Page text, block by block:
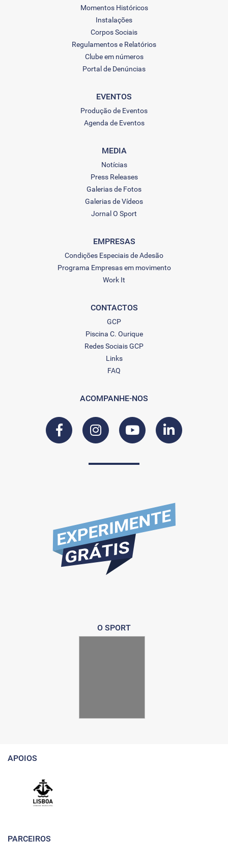
Momentos Históricos
Instalações
Corpos Sociais
Regulamentos e Relatórios
Clube em números
Portal de Denúncias
EVENTOS
Produção de Eventos
Agenda de Eventos
MEDIA
Notícias
Press Releases
Galerias de Fotos
Galerias de Vídeos
Jornal O Sport
EMPRESAS
Condições Especiais de Adesão
Programa Empresas em movimento
Work It
CONTACTOS
GCP
Piscina C. Ourique
Redes Sociais GCP
Links
FAQ
ACOMPANHE-NOS
O SPORT
APOIOS
PARCEIROS